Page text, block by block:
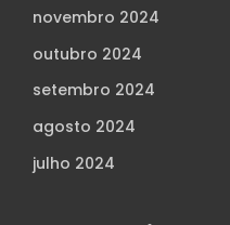
novembro 2024
outubro 2024
setembro 2024
agosto 2024
julho 2024